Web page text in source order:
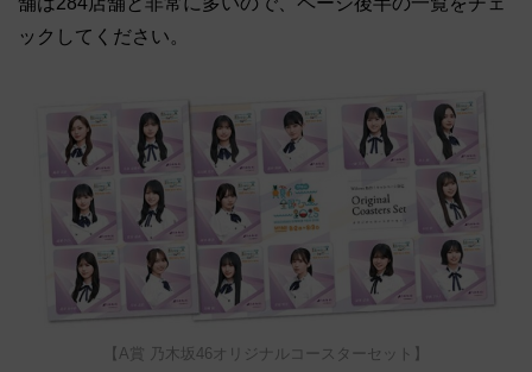
ックしてください。
【A賞 乃木坂46オリジナルコースターセット】